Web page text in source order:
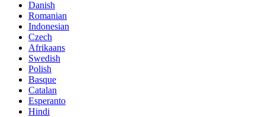
Danish
Romanian
Indonesian
Czech
Afrikaans
Swedish
Polish
Basque
Catalan
Esperanto
Hindi